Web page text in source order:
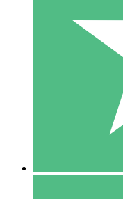
Pague conforme o